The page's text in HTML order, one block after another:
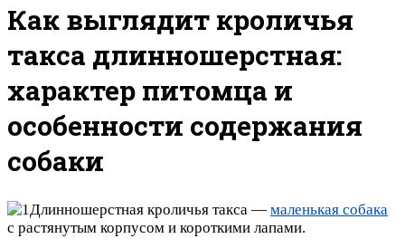
Как выглядит кроличья
такса длинношерстная:
характер питомца и
особенности содержания
собаки
Длинношерстная кроличья такса — маленькая собака
с растянутым корпусом и короткими лапами.